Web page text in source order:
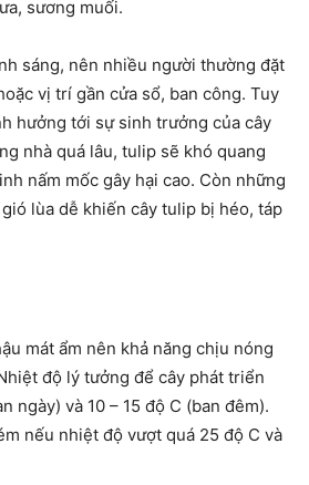
sương muối.
sáng, nên nhiều người thường đặt
vị trí gần cửa sổ, ban công. Tuy
hưởng tới sự sinh trưởng của cây
nhà quá lâu, tulip sẽ khó quang
nấm mốc gây hại cao. Còn những
lùa dễ khiến cây tulip bị héo, táp
mát ẩm nên khả năng chịu nóng
độ lý tưởng để cây phát triển
ngày) và 10 – 15 độ C (ban đêm).
nếu nhiệt độ vượt quá 25 độ C và